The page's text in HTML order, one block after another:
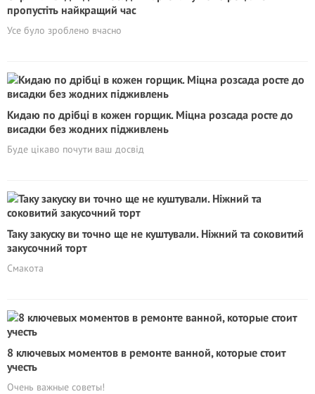
пропустіть найкращий час
Усе було зроблено вчасно
Кидаю по дрібці в кожен горщик. Міцна розсада росте до
висадки без жодних підживлень
Буде цікаво почути ваш досвід
Таку закуску ви точно ще не куштували. Ніжний та соковитий
закусочний торт
Смакота
8 ключевых моментов в ремонте ванной, которые стоит
учесть
Очень важные советы!